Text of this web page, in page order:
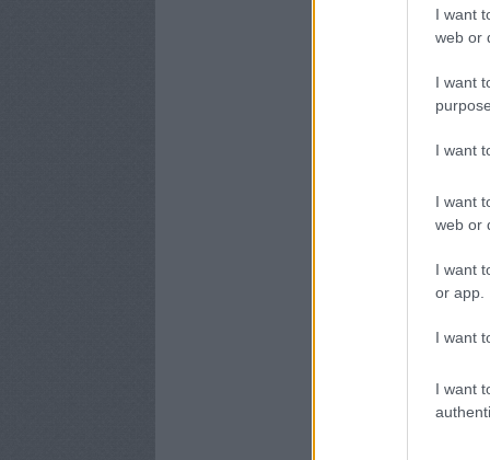
I want
web or
I want
I want
I want
web or
I want
or app.
I want
I want